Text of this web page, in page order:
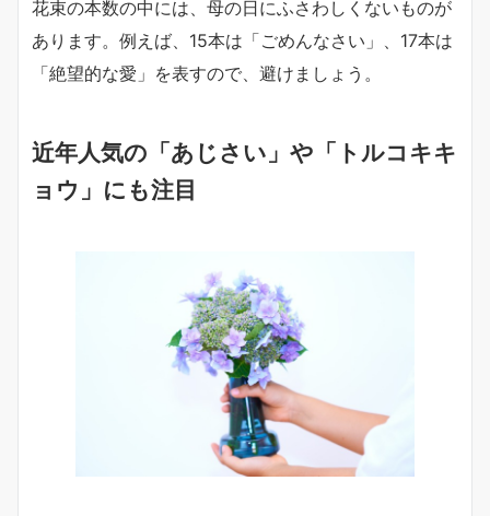
花束の本数の中には、母の日にふさわしくないものが
あります。例えば、15本は「ごめんなさい」、17本は
「絶望的な愛」を表すので、避けましょう。
近年人気の「あじさい」や「トルコキキ
ョウ」にも注目